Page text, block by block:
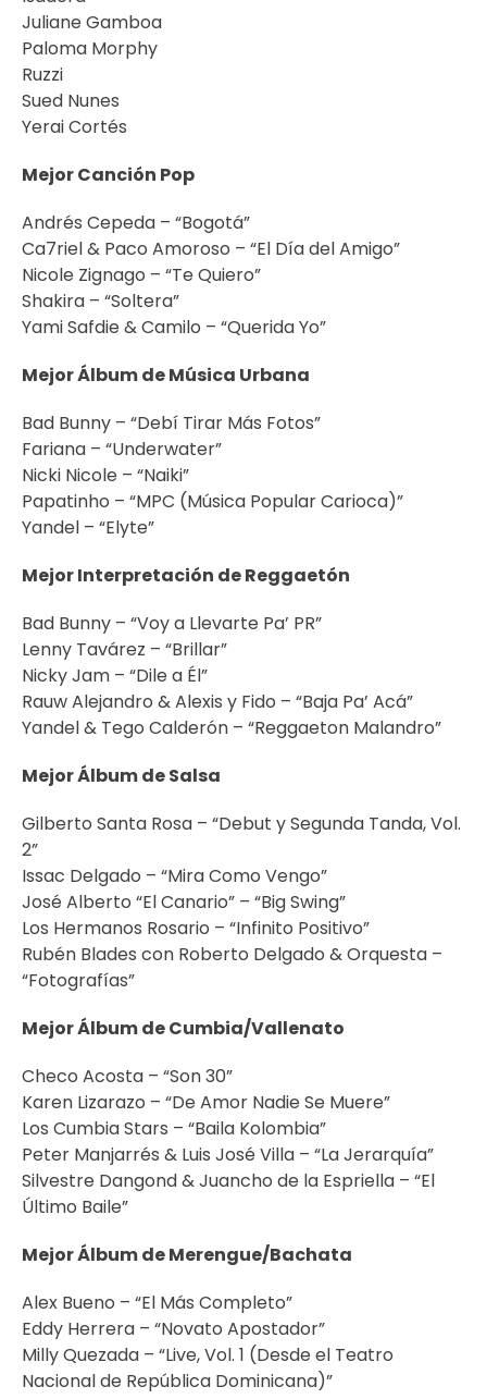
Juliane Gamboa
Paloma Morphy
Ruzzi
Sued Nunes
Yerai Cortés
Mejor Canción Pop
Andrés Cepeda – “Bogotá”
Ca7riel & Paco Amoroso – “El Día del Amigo”
Nicole Zignago – “Te Quiero”
Shakira – “Soltera”
Yami Safdie & Camilo – “Querida Yo”
Mejor Álbum de Música Urbana
Bad Bunny – “Debí Tirar Más Fotos”
Fariana – “Underwater”
Nicki Nicole – “Naiki”
Papatinho – “MPC (Música Popular Carioca)”
Yandel – “Elyte”
Mejor Interpretación de Reggaetón
Bad Bunny – “Voy a Llevarte Pa’ PR”
Lenny Tavárez – “Brillar”
Nicky Jam – “Dile a Él”
Rauw Alejandro & Alexis y Fido – “Baja Pa’ Acá”
Yandel & Tego Calderón – “Reggaeton Malandro”
Mejor Álbum de Salsa
Gilberto Santa Rosa – “Debut y Segunda Tanda, Vol.
2”
Issac Delgado – “Mira Como Vengo”
José Alberto “El Canario” – “Big Swing”
Los Hermanos Rosario – “Infinito Positivo”
Rubén Blades con Roberto Delgado & Orquesta –
“Fotografías”
Mejor Álbum de Cumbia/Vallenato
Checo Acosta – “Son 30”
Karen Lizarazo – “De Amor Nadie Se Muere”
Los Cumbia Stars – “Baila Kolombia”
Peter Manjarrés & Luis José Villa – “La Jerarquía”
Silvestre Dangond & Juancho de la Espriella – “El
Último Baile”
Mejor Álbum de Merengue/Bachata
Alex Bueno – “El Más Completo”
Eddy Herrera – “Novato Apostador”
Milly Quezada – “Live, Vol. 1 (Desde el Teatro
Nacional de República Dominicana)”